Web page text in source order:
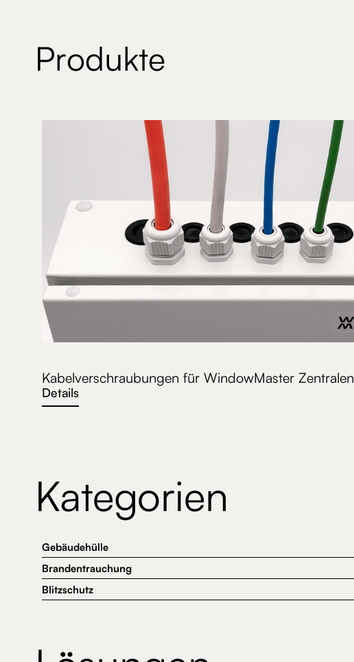
Produkte
Kabelverschraubungen für WindowMaster Zentralen
Details
Kategorien
Gebäudehülle
Brandentrauchung
Blitzschutz